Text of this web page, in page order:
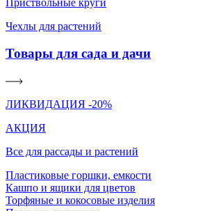
Приствольные круги
Чехлы для растений
Товары для сада и дачи
ЛИКВИДАЦИЯ -20%
АКЦИЯ
Все для рассады и растений
Пластиковые горшки, емкости
Кашпо и ящики для цветов
Торфяные и кокосовые изделия